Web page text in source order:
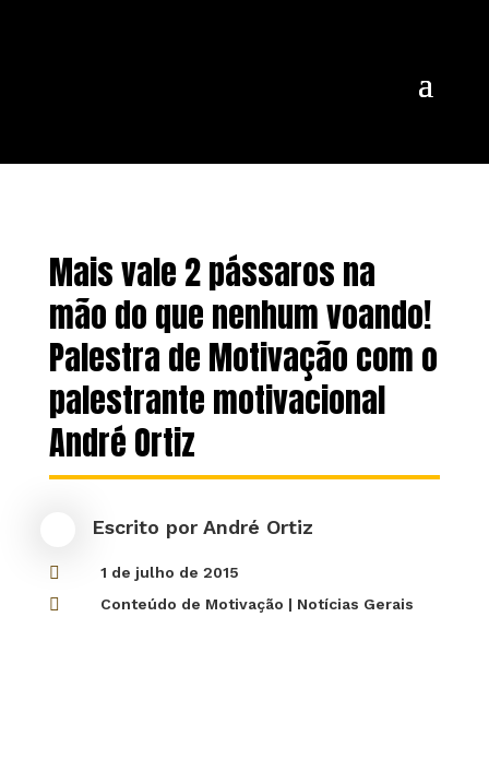
Mais vale 2 pássaros na
mão do que nenhum voando!
Palestra de Motivação com o
palestrante motivacional
André Ortiz
Escrito por André Ortiz
 1 de julho de 2015
 Conteúdo de Motivação | Notícias Gerais